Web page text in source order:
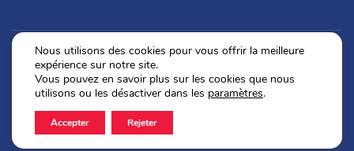
Politique de confidentialité
Mentions légales
2026 © OGBL. Tous droits réservés.
Nous utilisons des cookies pour vous offrir la meilleure
expérience sur notre site.
Vous pouvez en savoir plus sur les cookies que nous
utilisons ou les désactiver dans les paramètres.
Accepter Rejeter